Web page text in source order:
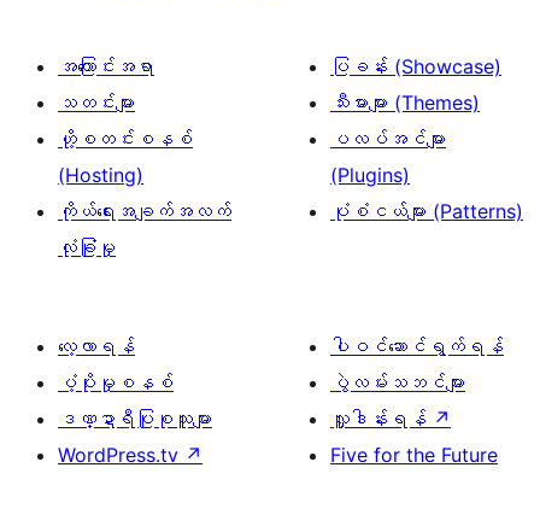
အကြောင်းအရာ
သတင်းများ
ဟို့စတင်းစနစ်
(Hosting)
ကိုယ်ရေးအချက်အလက်
လုံခြုံမှု
ပြခန်း (Showcase)
သီးမားများ (Themes)
ပလပ်အင်များ
(Plugins)
ပုံစံငယ်များ (Patterns)
လေ့လာရန်
ပံ့ပိုးမှုစနစ်
ဒဏ္ဍာရီပြုစုသူများ
WordPress.tv ↗
ပါဝင်ဆောင်ရွက်ရန်
ပွဲလမ်းသဘင်များ
လှူဒါန်းရန် ↗
Five for the Future